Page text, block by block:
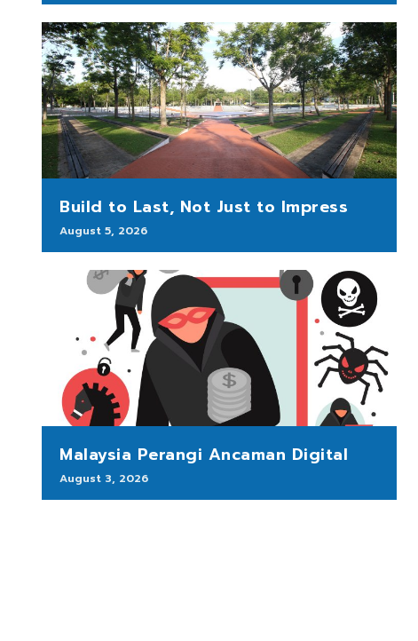
Build to Last, Not Just to Impress
August 5, 2026
Malaysia Perangi Ancaman Digital
August 3, 2026